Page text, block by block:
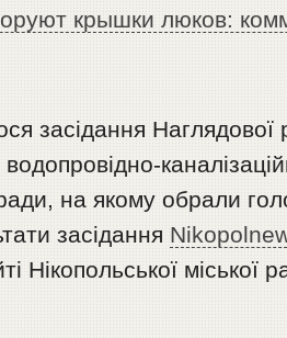
крышки люков:
засідання
ради, на якому обрали
засідання
Нікопольської міської